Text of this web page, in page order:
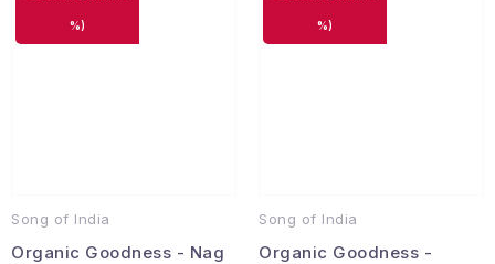
Song of India
Organic Goodness - Nag
%)
Song of India
Organic Goodness -
%)